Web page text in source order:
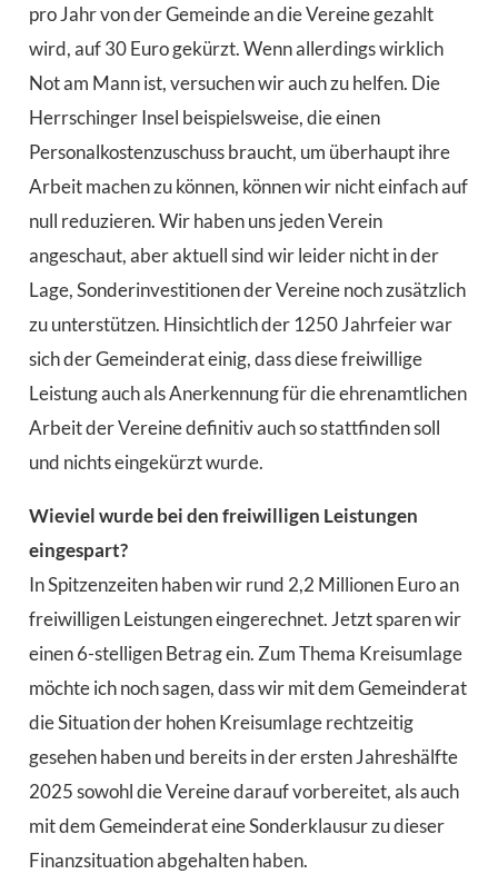
pro Jahr von der Gemeinde an die Vereine gezahlt
wird, auf 30 Euro gekürzt. Wenn allerdings wirklich
Not am Mann ist, versuchen wir auch zu helfen. Die
Herrschinger Insel beispielsweise, die einen
Personalkostenzuschuss braucht, um überhaupt ihre
Arbeit machen zu können, können wir nicht einfach auf
null reduzieren. Wir haben uns jeden Verein
angeschaut, aber aktuell sind wir leider nicht in der
Lage, Sonderinvestitionen der Vereine noch zusätzlich
zu unterstützen. Hinsichtlich der 1250 Jahrfeier war
sich der Gemeinderat einig, dass diese freiwillige
Leistung auch als Anerkennung für die ehrenamtlichen
Arbeit der Vereine definitiv auch so stattfinden soll
und nichts eingekürzt wurde.
Wieviel wurde bei den freiwilligen Leistungen
eingespart?
In Spitzenzeiten haben wir rund 2,2 Millionen Euro an
freiwilligen Leistungen eingerechnet. Jetzt sparen wir
einen 6-stelligen Betrag ein. Zum Thema Kreisumlage
möchte ich noch sagen, dass wir mit dem Gemeinderat
die Situation der hohen Kreisumlage rechtzeitig
gesehen haben und bereits in der ersten Jahreshälfte
2025 sowohl die Vereine darauf vorbereitet, als auch
mit dem Gemeinderat eine Sonderklausur zu dieser
Finanzsituation abgehalten haben.